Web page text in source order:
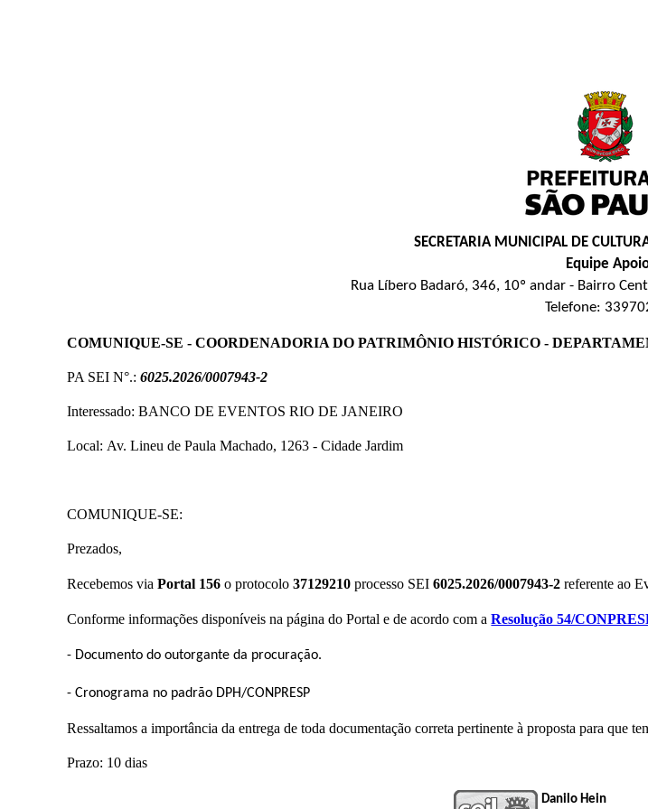
SECRETARIA MUNICIPAL DE
Equipe
Rua Líbero Badaró, 346, 10º andar - Bairro
Telefone:
COMUNIQUE-SE - COORDENADORIA DO PATRIMÔNIO HISTÓRICO -
PA SEI N°.:6025.2026/0007943-2
Interessado:BANCO DE EVENTOS RIO DE JANEIRO
Local: Av. Lineu de Paula Machado, 1263 - Cidade Jardim
COMUNIQUE-SE:
Prezados,
Recebemos viaPortal 156 o protocolo 37129210processo SEI6025.2026/0007943-2referente ao
Conforme informações disponíveis na página do Portal e de acordo com aResolução 54/
- Documento do outorgante da procuração.
- Cronograma no padrão DPH/CONPRESP
Ressaltamos a importância da entrega de toda documentação correta pertinente à proposta para que
Prazo: 10 dias
Danilo Hein